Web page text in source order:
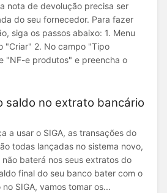
nota de devolução precisa ser
do seu fornecedor. Para fazer
siga os passos abaixo: 1. Menu
"Criar" 2. No campo "Tipo
"NF-e produtos" e preencha o
saldo no extrato bancário
a usar o SIGA, as transações do
todas lançadas no sistema novo,
baterá nos seus extratos do
final do seu banco bater com o
SIGA, vamos tomar os...